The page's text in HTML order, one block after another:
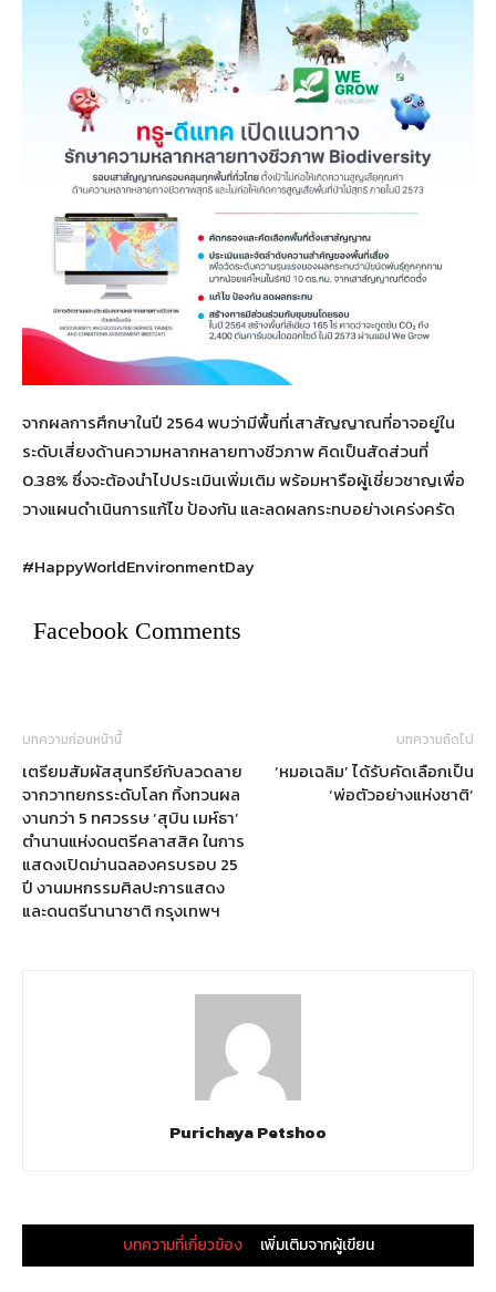
จากผลการศึกษาในปี 2564 พบว่ามีพื้นที่เสาสัญญาณที่อาจอยู่ใน
ระดับเสี่ยงด้านความหลากหลายทางชีวภาพ คิดเป็นสัดส่วนที่
0.38% ซึ่งจะต้องนำไปประเมินเพิ่มเติม พร้อมหารือผู้เชี่ยวชาญเพื่อ
วางแผนดำเนินการแก้ไข ป้องกัน และลดผลกระทบอย่างเคร่งครัด
#HappyWorldEnvironmentDay
Facebook Comments
บทความก่อนหน้านี้
เตรียมสัมผัสสุนทรีย์กับลวดลาย
จากวาทยกรระดับโลก ทิ้งทวนผล
งานกว่า 5 ทศวรรษ ‘สุบิน เมห์ธา’
ตำนานแห่งดนตรีคลาสสิค ในการ
แสดงเปิดม่านฉลองครบรอบ 25
ปี งานมหกรรมศิลปะการแสดง
และดนตรีนานาชาติ กรุงเทพฯ
บทความถัดไป
‘หมอเฉลิม’ ได้รับคัดเลือกเป็น
‘พ่อตัวอย่างแห่งชาติ’
Purichaya Petshoo
บทความที่เกี่ยวข้อง เพิ่มเติมจากผู้เขียน